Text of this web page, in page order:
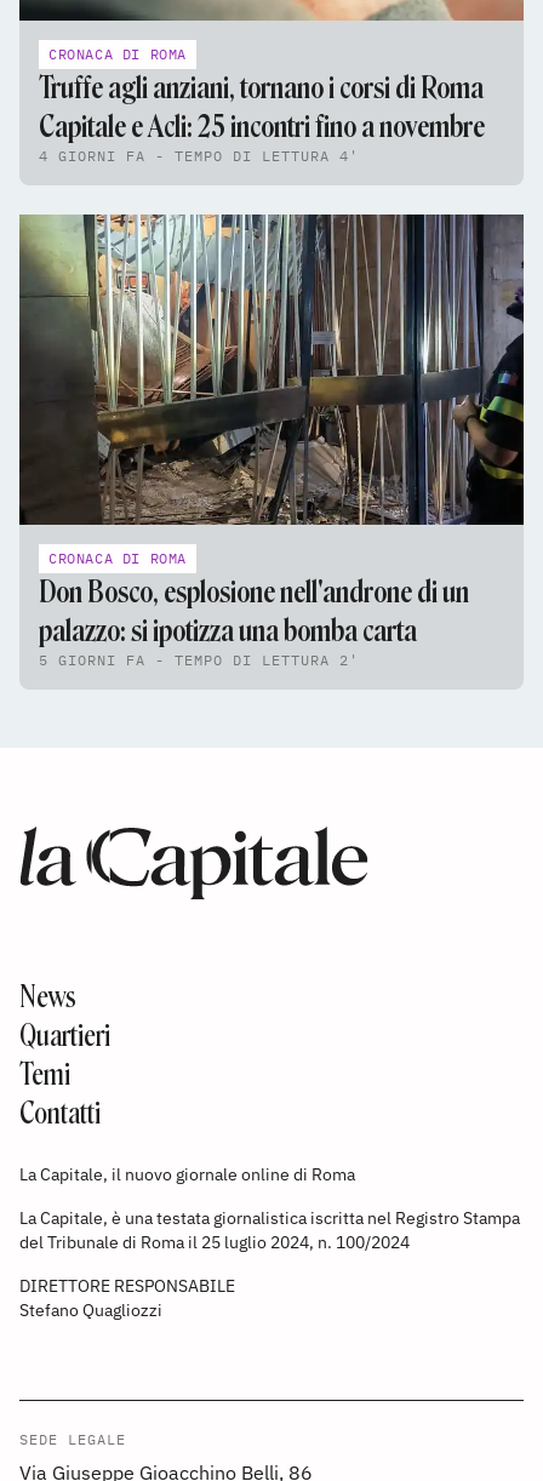
CRONACA DI ROMA
Truffe agli anziani, tornano i corsi di Roma
Capitale e Acli: 25 incontri fino a novembre
4 GIORNI FA - TEMPO DI LETTURA 4'
CRONACA DI ROMA
Don Bosco, esplosione nell'androne di un
palazzo: si ipotizza una bomba carta
5 GIORNI FA - TEMPO DI LETTURA 2'
News
Quartieri
Temi
Contatti
La Capitale, il nuovo giornale online di Roma
La Capitale, è una testata giornalistica iscritta nel Registro Stampa
del Tribunale di Roma il 25 luglio 2024, n. 100/2024
DIRETTORE RESPONSABILE
Stefano Quagliozzi
SEDE LEGALE
Via Giuseppe Gioacchino Belli, 86